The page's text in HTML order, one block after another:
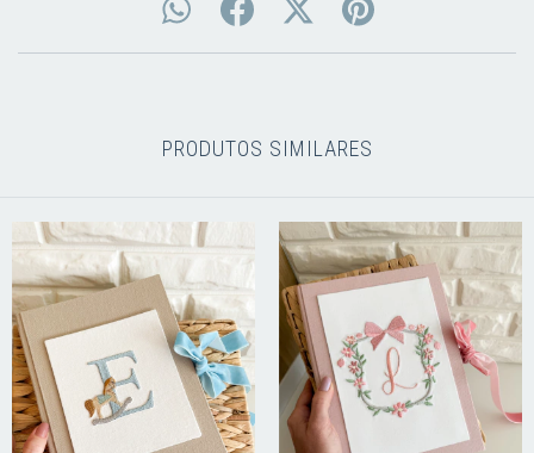
PRODUTOS SIMILARES